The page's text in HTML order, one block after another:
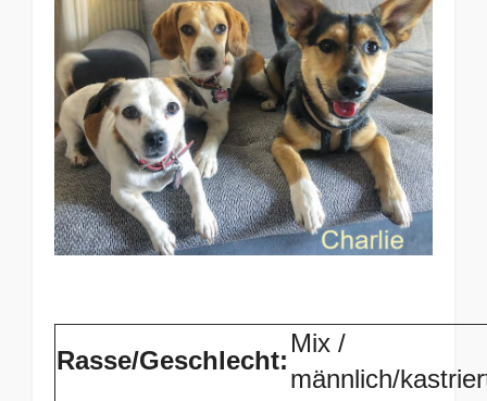
Rasse/Geschlecht:
Mix /
männlich/